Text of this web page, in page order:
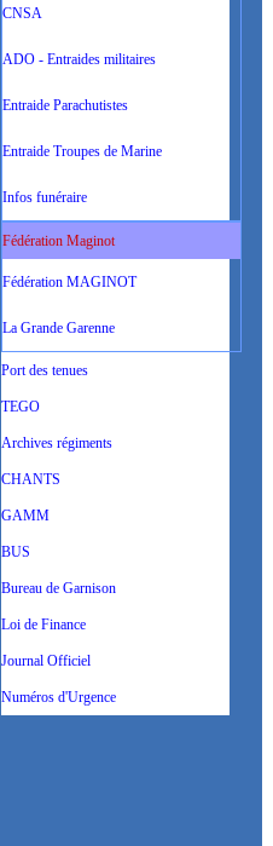
CNSA
ADO - Entraides militaires
Entraide Parachutistes
Entraide Troupes de Marine
Infos funéraire
Fédération Maginot
Fédération MAGINOT
La Grande Garenne
Port des tenues
TEGO
Archives régiments
CHANTS
GAMM
BUS
Bureau de Garnison
Loi de Finance
Journal Officiel
Numéros d'Urgence